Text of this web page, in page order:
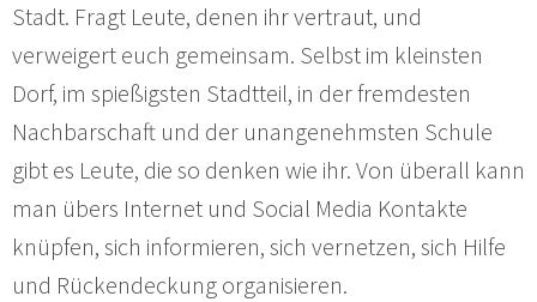
Stadt. Fragt Leute, denen ihr vertraut, und
verweigert euch gemeinsam. Selbst im kleinsten
Dorf, im spießigsten Stadtteil, in der fremdesten
Nachbarschaft und der unangenehmsten Schule
gibt es Leute, die so denken wie ihr. Von überall kann
man übers Internet und Social Media Kontakte
knüpfen, sich informieren, sich vernetzen, sich Hilfe
und Rückendeckung organisieren.